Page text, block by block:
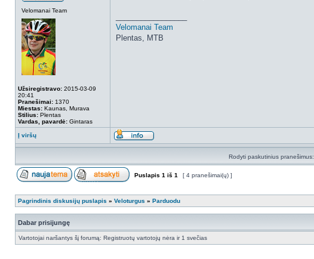
Velomanai Team
Užsiregistravo: 2015-03-09
20:41
Pranešimai: 1370
Miestas: Kaunas, Murava
Stilius: Plentas
Vardas, pavardė: Gintaras
Velomanai Team
Plentas, MTB
Į viršų
Rodyti paskutinius pranešimus:
Puslapis 1 iš 1 [ 4 pranešimai(ų) ]
Pagrindinis diskusijų puslapis » Veloturgus » Parduodu
Dabar prisijungę
Vartotojai naršantys šį forumą: Registruotų vartotojų nėra ir 1 svečias